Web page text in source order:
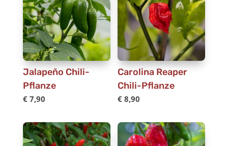
Jalapeño Chili-
Pflanze
€7,90
Carolina Reaper
Chili-Pflanze
€ 8,90